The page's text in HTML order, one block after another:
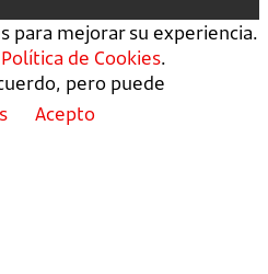
para mejorar su experiencia.
Política de Cookies.
pero puede
Acepto